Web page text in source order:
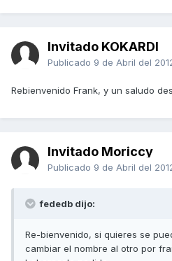
Invitado KOKARDI
Publicado 9 de Abril del
Rebienvenido Frank, y un saludo
Invitado Moriccy
Publicado 9 de Abril del
fededb dijo:
Re-bienvenido, si quieres se
cambiar el nombre al otro por